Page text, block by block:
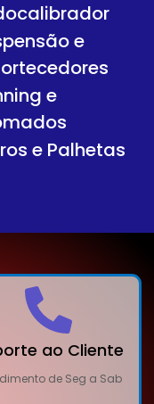
e
e
e Palhetas
ao Cliente
de Seg a Sab